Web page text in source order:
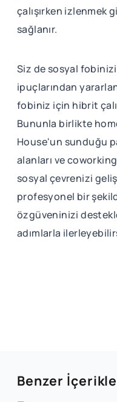
çalışırken izlenmek
sağlanır.
Siz de sosyal
ipuçlarından
fobiniz için hibrit
Bununla birlikte
House'un sunduğu
alanları ve
sosyal çevrenizi
profesyonel bir
özgüveninizi
adımlarla
Benzer